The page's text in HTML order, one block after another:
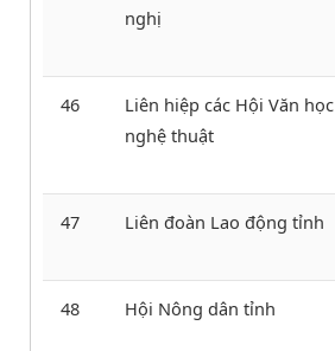
nghị
46
Liên hiệp các Hội Văn học
nghệ thuật
47 Liên đoàn Lao động tỉnh
48 Hội Nông dân tỉnh